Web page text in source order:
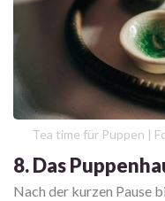
Tea time für Puppen |
8. Das
Nach der kurzen Pause